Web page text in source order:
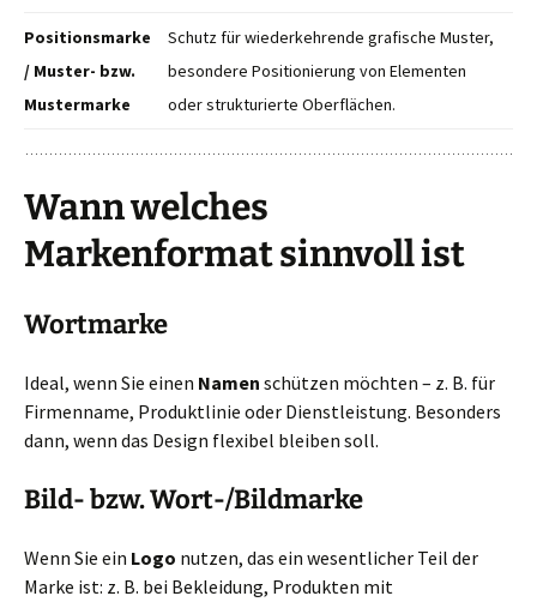
Positionsmarke
/ Muster- bzw.
Mustermarke
Schutz für wiederkehrende grafische Muster,
besondere Positionierung von Elementen
oder strukturierte Oberflächen.
Wann welches
Markenformat sinnvoll ist
Wortmarke
Ideal, wenn Sie einen Namen schützen möchten – z. B. für
Firmenname, Produktlinie oder Dienstleistung. Besonders
dann, wenn das Design flexibel bleiben soll.
Bild- bzw. Wort-/Bildmarke
Wenn Sie ein Logo nutzen, das ein wesentlicher Teil der
Marke ist: z. B. bei Bekleidung, Produkten mit